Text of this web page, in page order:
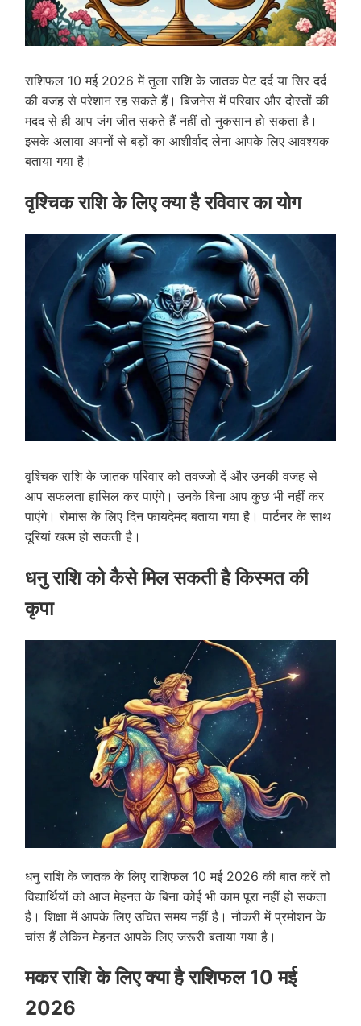
राशिफल 10 मई 2026 में तुला राशि के जातक पेट दर्द या सिर दर्द
की वजह से परेशान रह सकते हैं। बिजनेस में परिवार और दोस्तों की
मदद से ही आप जंग जीत सकते हैं नहीं तो नुकसान हो सकता है।
इसके अलावा अपनों से बड़ों का आशीर्वाद लेना आपके लिए आवश्यक
बताया गया है।
वृश्चिक राशि के लिए क्या है रविवार का योग
वृश्चिक राशि के जातक परिवार को तवज्जो दें और उनकी वजह से
आप सफलता हासिल कर पाएंगे। उनके बिना आप कुछ भी नहीं कर
पाएंगे। रोमांस के लिए दिन फायदेमंद बताया गया है। पार्टनर के साथ
दूरियां खत्म हो सकती है।
धनु राशि को कैसे मिल सकती है किस्मत की
कृपा
धनु राशि के जातक के लिए राशिफल 10 मई 2026 की बात करें तो
विद्यार्थियों को आज मेहनत के बिना कोई भी काम पूरा नहीं हो सकता
है। शिक्षा में आपके लिए उचित समय नहीं है। नौकरी में प्रमोशन के
चांस हैं लेकिन मेहनत आपके लिए जरूरी बताया गया है।
मकर राशि के लिए क्या है राशिफल 10 मई
2026